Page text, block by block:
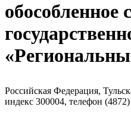
обособленное
Российская Федерация,
индекс 300004, телефон